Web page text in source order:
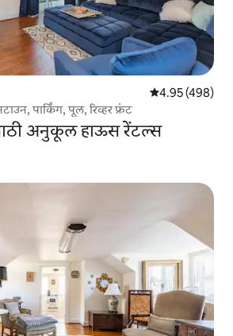
5 पैकी 4.95
4.95 (498)
पार्किंग, पूल, रिव्हर फ्रंट
अनुकूल हाऊस रेंटल्स